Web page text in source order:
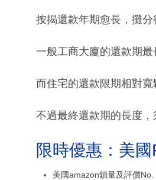
按揭還款年期愈長，攤分
一般工商大廈的還款期最
而住宅的還款限期相對寬
不過最終還款期的長度，
限時優惠：美
美國amazon鎖量及評價No.